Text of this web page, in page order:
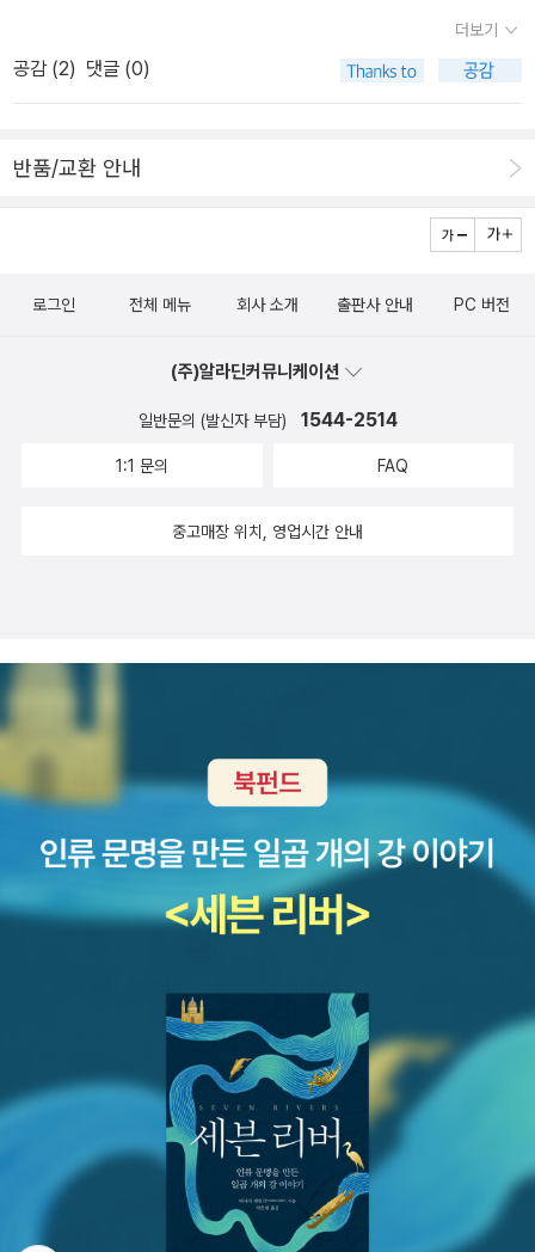
더보기
공감 (2) 댓글 (0)
반품/교환 안내
로그인 전체 메뉴 회사 소개 출판사 안내 PC 버전
(주)알라딘커뮤니케이션
일반문의 (발신자 부담) 1544-2514
1:1 문의 FAQ
중고매장 위치, 영업시간 안내